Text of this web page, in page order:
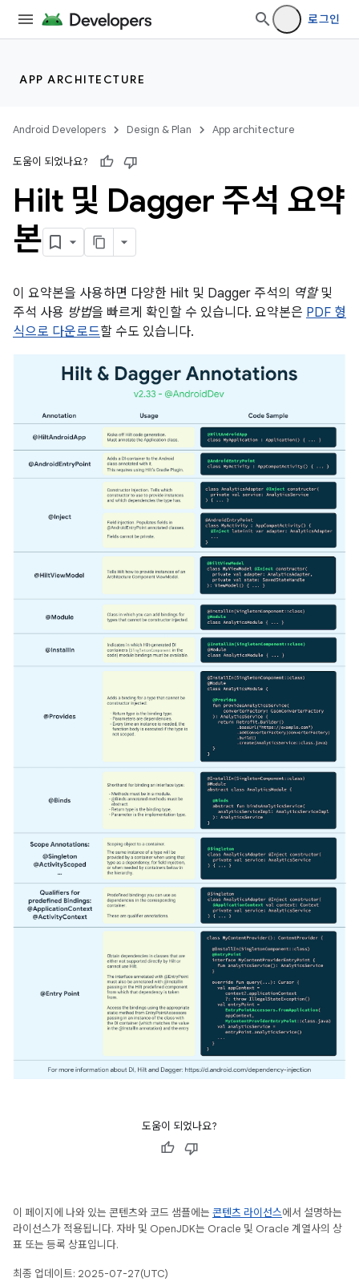
로그인
APP ARCHITECTURE
Android Developers Design & Plan App architecture
도움이 되었나요?
Hilt 및 Dagger 주석 요약
본
이 요약본을 사용하면 다양한 Hilt 및 Dagger 주석의 역할및
주석 사용 방법을 빠르게 확인할 수 있습니다. 요약본은 PDF 형
식으로 다운로드할 수도 있습니다.
도움이 되었나요?
이 페이지에 나와 있는 콘텐츠와 코드 샘플에는 콘텐츠 라이선스에서 설명하는
라이선스가 적용됩니다. 자바 및 OpenJDK는 Oracle 및 Oracle 계열사의 상
표 또는 등록 상표입니다.
최종 업데이트: 2025-07-27(UTC)